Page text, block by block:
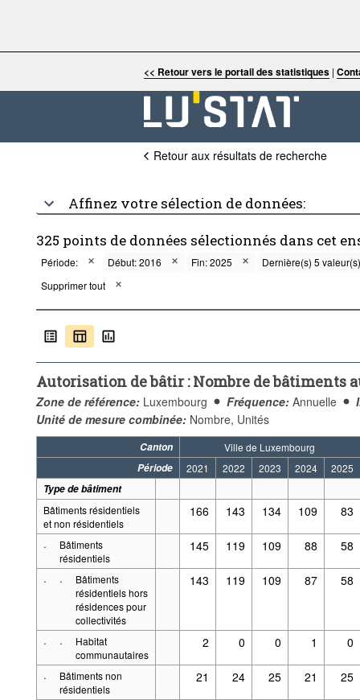
<< Retour vers le portail des statistiques |
Retour aux résultats de recherche
Affinez votre sélection de données:
325 points de données sélectionnés dans cet
Période: Début: 2016 Fin: 2025
Dernière(s) 5
Supprimer tout
Autorisation de bâtir : Nombre de bâtiments
Zone de référence: Luxembourg Fréquence: Annuelle
Unité de mesure combinée: Nombre, Unités
Canton
Ville de Luxembourg
Période
2021 2022 2023 2024
2025
Type de bâtiment
Bâtiments résidentiels
et non résidentiels
166 143 134 109 83
·
Bâtiments
résidentiels
145 119 109 88 58
· ·
Bâtiments
résidentiels hors
résidences pour
collectivités
143 119 109 87 58
· ·
Habitat
communautaires
2 0 0 1 0
·
Bâtiments non
résidentiels
21 24 25 21 25